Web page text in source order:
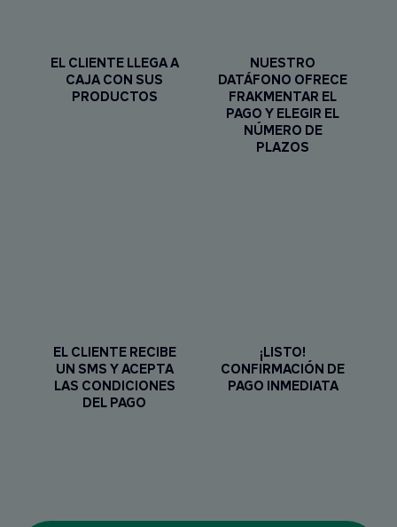
EL CLIENTE LLEGA A
CAJA CON SUS
PRODUCTOS
NUESTRO
DATÁFONO OFRECE
FRAKMENTAR EL
PAGO Y ELEGIR EL
NÚMERO DE
PLAZOS
EL CLIENTE RECIBE
UN SMS Y ACEPTA
LAS CONDICIONES
DEL PAGO
¡LISTO!
CONFIRMACIÓN DE
PAGO INMEDIATA